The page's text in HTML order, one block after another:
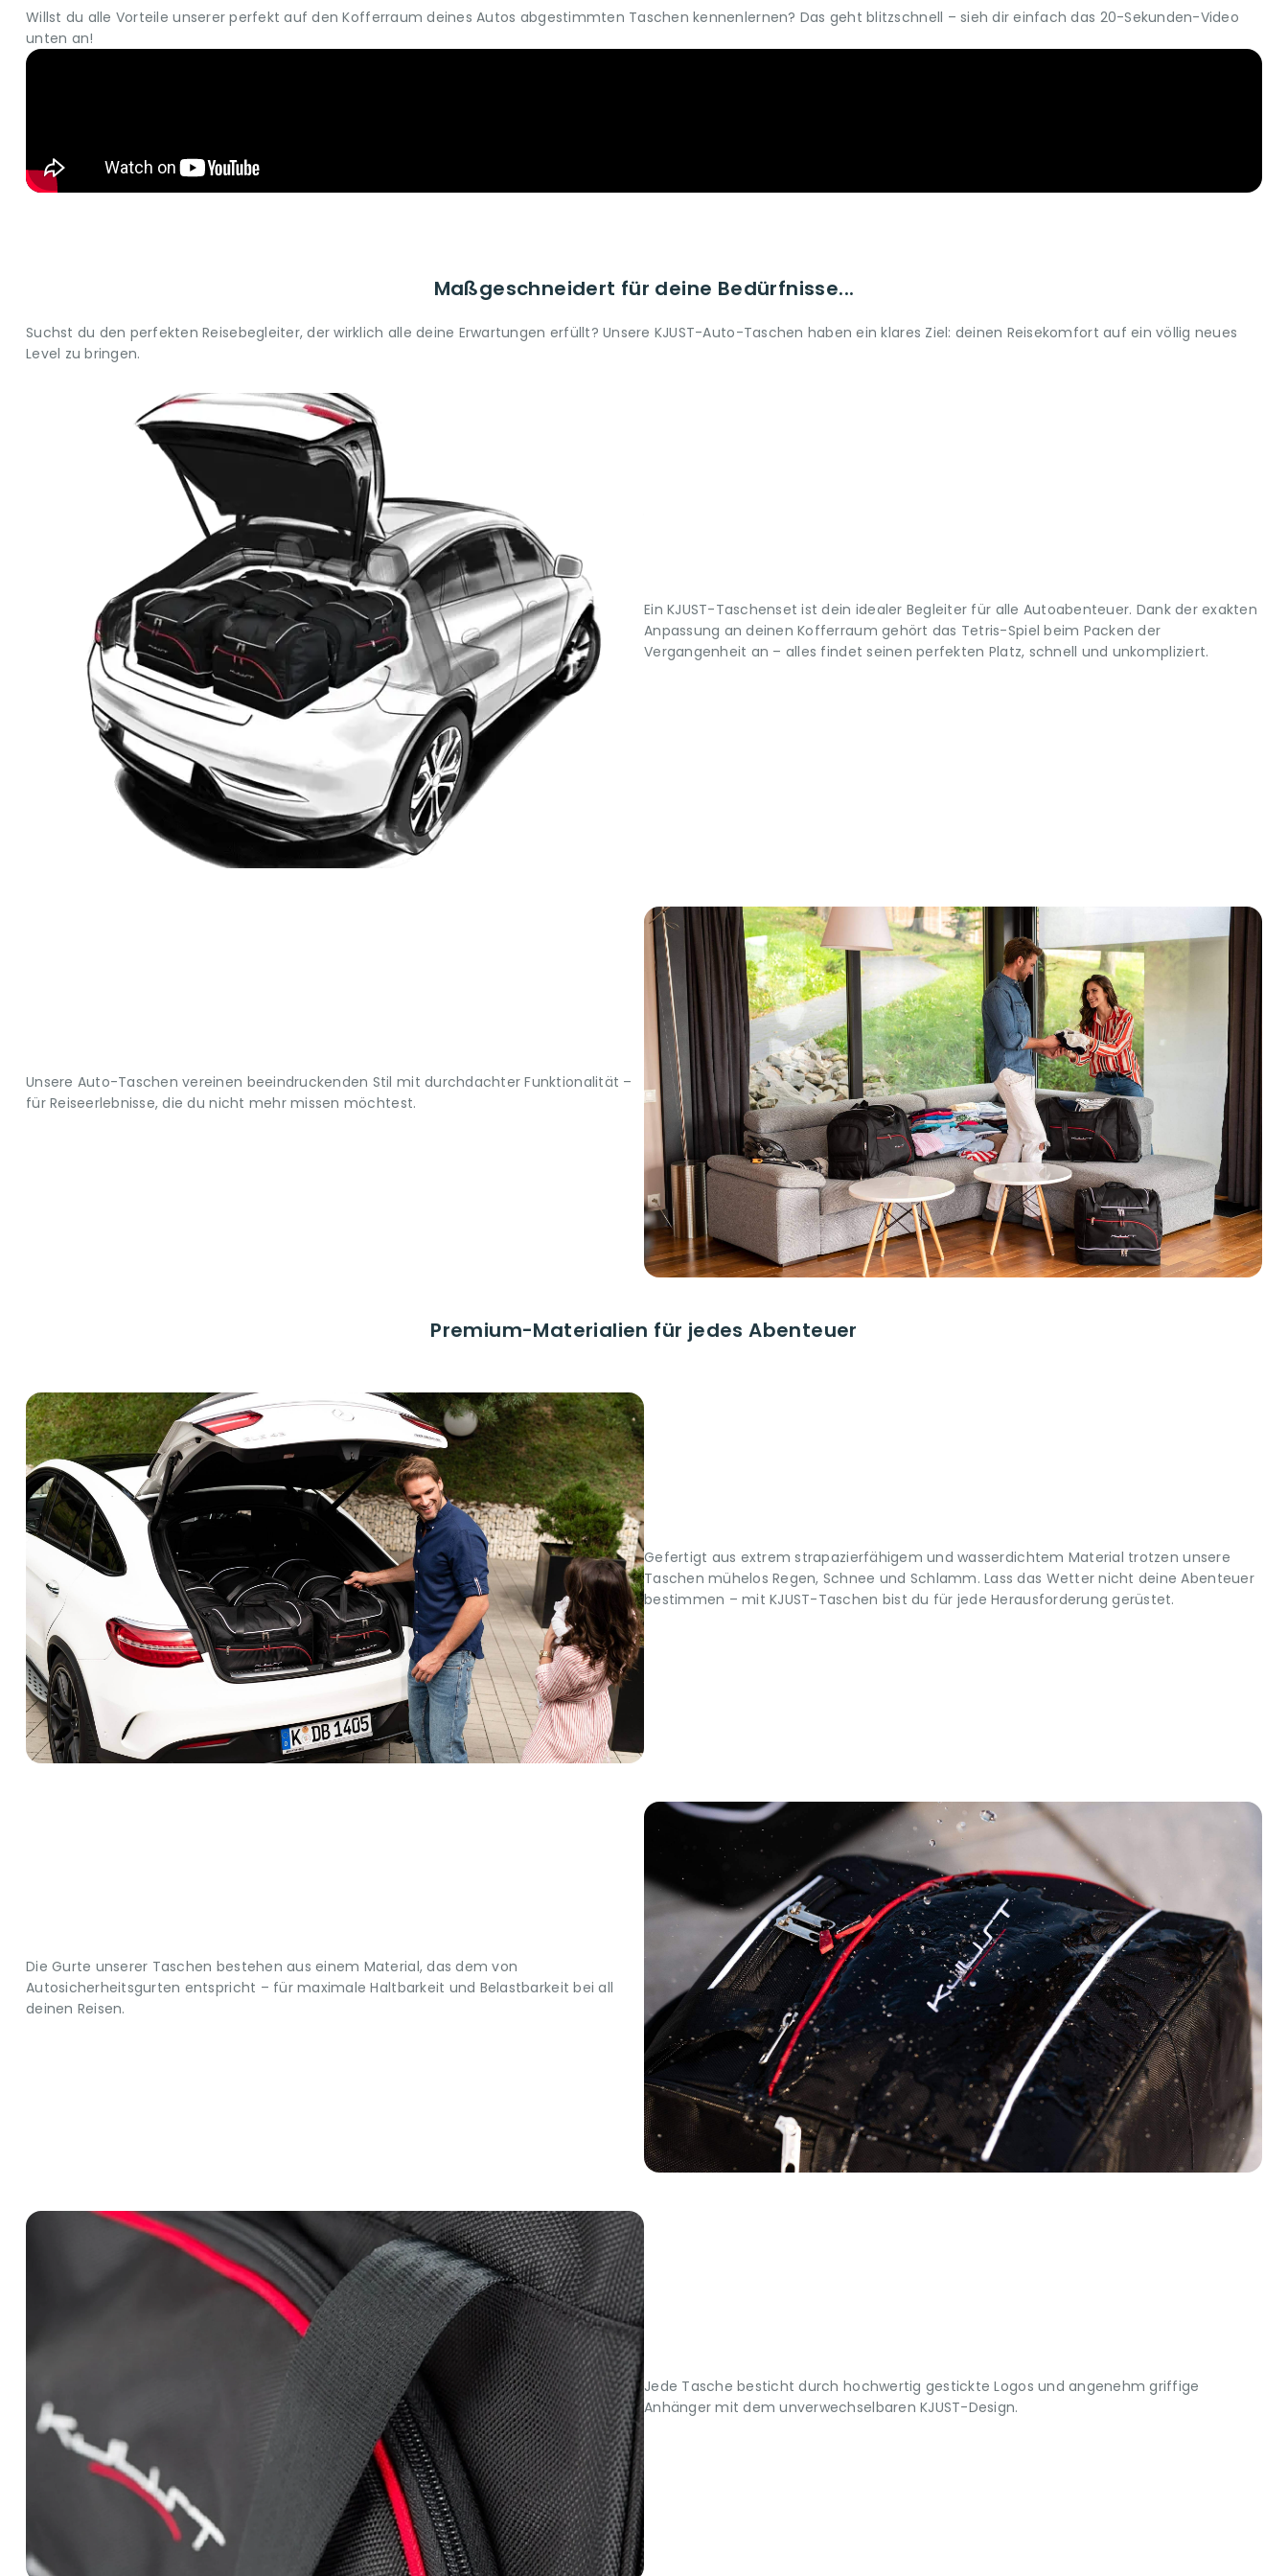
Willst du alle Vorteile unserer perfekt auf den Kofferraum deines Autos abgestimmten Taschen kennenlernen? Das geht blitzschnell – sieh dir einfach das 20-Sekunden-Video
unten an!
Maßgeschneidert für deine Bedürfnisse...
Suchst du den perfekten Reisebegleiter, der wirklich alle deine Erwartungen erfüllt? Unsere KJUST-Auto-Taschen haben ein klares Ziel: deinen Reisekomfort auf ein völlig neues
Level zu bringen.
Ein KJUST-Taschenset ist dein idealer Begleiter für alle Autoabenteuer. Dank der exakten
Anpassung an deinen Kofferraum gehört das Tetris-Spiel beim Packen der
Vergangenheit an – alles findet seinen perfekten Platz, schnell und unkompliziert.
Unsere Auto-Taschen vereinen beeindruckenden Stil mit durchdachter Funktionalität –
für Reiseerlebnisse, die du nicht mehr missen möchtest.
Premium-Materialien für jedes Abenteuer
Gefertigt aus extrem strapazierfähigem und wasserdichtem Material trotzen unsere
Taschen mühelos Regen, Schnee und Schlamm. Lass das Wetter nicht deine Abenteuer
bestimmen – mit KJUST-Taschen bist du für jede Herausforderung gerüstet.
Die Gurte unserer Taschen bestehen aus einem Material, das dem von
Autosicherheitsgurten entspricht – für maximale Haltbarkeit und Belastbarkeit bei all
deinen Reisen.
Jede Tasche besticht durch hochwertig gestickte Logos und angenehm griffige
Anhänger mit dem unverwechselbaren KJUST-Design.